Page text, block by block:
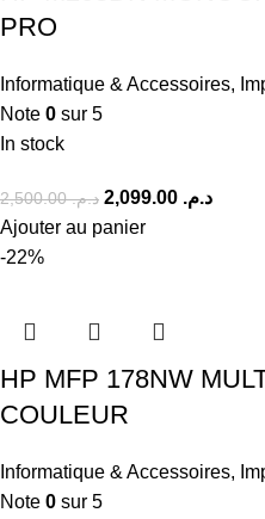
PRO
Informatique & Accessoires,
Note 0 sur 5
In stock
د.م.2,500.00 د.م.
Ajouter au panier
-22%
HP MFP 178NW
COULEUR
Informatique & Accessoires,
Note 0 sur 5